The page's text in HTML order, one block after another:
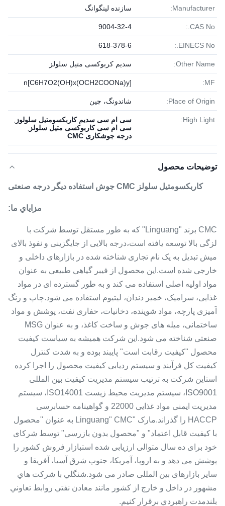
Manufacturer: سازنده لینگوانگ
CAS No.:
9004-32-4
EINECS No.:
618-378-6
Other Name: سدیم کربوکسی متیل سلولز
MF:
[C6H7O2(OH)x(OCH2COONa)y]n
Place of Origin: شاندونگ، چین
High Light: سی ام سی سدیم کاربکسومتیل سلولوز
سی ام سی کاربوکسی متیل سلولز
درجه جوشکاری CMC
توضیحات محصول
کاربکسومتیل سلولز CMC جوش استفاده دیگر درجه صنعتی
مزاياي ما:
CMC برند "Linguang" که به طور مستقل توسط شرکت با
لزگی بالا توسعه یافته است،درجه بالایی از جایگزینی و نفوذ بالای
میش تبدیل به یک نام تجاری شناخته شده در بازارهای داخلی و
خارجی شده است.این محصول از فیبر گیاهی طبیعی به عنوان
مواد اولیه اصلی استفاده می کند و به طور گسترده ای در مواد
غذایی، سرامیک، خمیر دندان، لیتیوم استفاده می شود.چاپ و رنگ
آمیزی پارچه، مواد شوینده، دخانیات، حفاری نفت، پوشش و مواد
ساختمانی، میله های جوش و ساخت کاغذ، و به عنوان MSG
صنعتی شناخته می شود.این شرکت همیشه به سیاست کیفیت
محصول "کیفیت رقابت است" پایبند بوده و به شدت کنترل
کیفیت کل فرآیند و سیستم ردیابی کیفیت محصول را اجرا کرده
استاین شرکت به ترتیب سیستم مدیریت کیفیت بین المللی
ISO9001، سیستم مدیریت محیط زیست ISO14001، سیستم
مدیریت ایمنی مواد غذایی 22000 و گواهینامه حسابرسی
HACCP را گذراند.مارک "Linguang" CMC به عنوان "محصول
با کیفیت قابل اعتماد" و "محصول بدون بازرسی" توسط شرکای
خود برای ده سال متوالی ارزیابی شده استبازار فروش کشور را
پوشش می دهد و به اروپا، آمریکا، جنوب شرق آسیا، آفریقا و
سایر بازارهای بین المللی صادر می شود.شنگلي با شرکت هاي
مشهور در داخل و خارج از کشور مانند معادن نفتي روابط تعاوني
بلندمدت راهبردي برقرار کنيم.